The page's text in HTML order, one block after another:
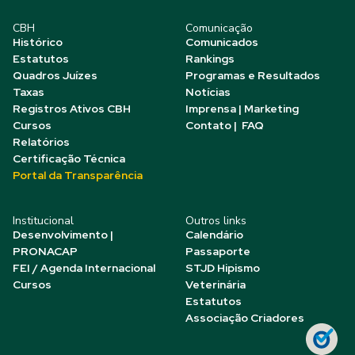
CBH
Histórico
Estatutos
Quadros Juízes
Taxas
Registros Ativos CBH
Cursos
Relatórios
Certificação Técnica
Portal da Transparência
Comunicação
Comunicados
Rankings
Programas e Resultados
Notícias
Imprensa | Marketing
Contato | FAQ
Institucional
Desenvolvimento |
PRONACAP
FEI / Agenda Internacional
Cursos
Outros links
Calendário
Passaporte
STJD Hipismo
Veterinária
Estatutos
Associação Criadores